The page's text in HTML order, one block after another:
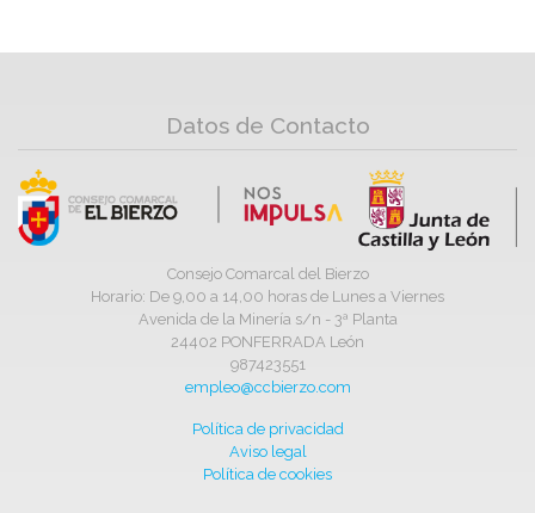
Datos de Contacto
Consejo Comarcal del Bierzo
Horario: De 9,00 a 14,00 horas de Lunes a Viernes
Avenida de la Minería s/n - 3ª Planta
24402 PONFERRADA León
987423551
empleo@ccbierzo.com
Política de privacidad
Aviso legal
Política de cookies